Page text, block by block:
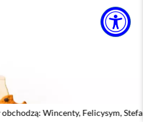
Felicysym, Stefan, Jakub,